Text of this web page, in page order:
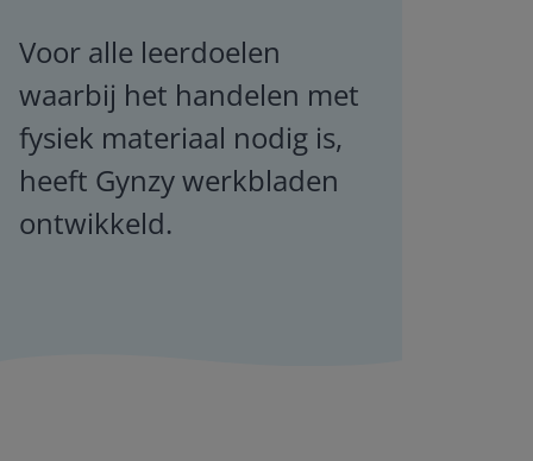
Voor alle leerdoelen
waarbij het handelen met
fysiek materiaal nodig is,
heeft Gynzy werkbladen
ontwikkeld.